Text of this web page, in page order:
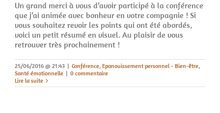
Un grand merci à vous d’avoir participé à la conférence
que j’ai animée avec bonheur en votre compagnie ! Si
vous souhaitez revoir les points qui ont été abordés,
voici un petit résumé en visuel. Au plaisir de vous
retrouver très prochainement !
25/06/2016 @ 21:43 | Conférence, Epanouissement personnel - Bien-être,
Santé émotionnelle | 0 commentaire
Lire la suite